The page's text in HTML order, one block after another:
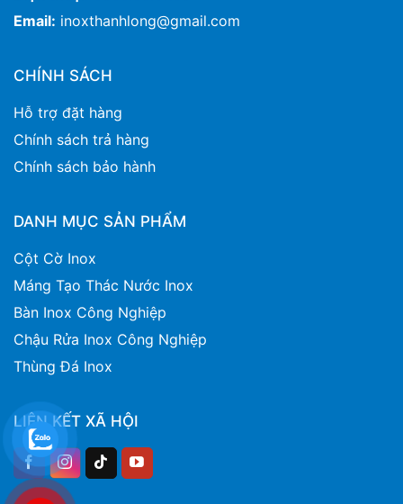
Email: inoxthanhlong@gmail.com
CHÍNH SÁCH
Hỗ trợ đặt hàng
Chính sách trả hàng
Chính sách bảo hành
DANH MỤC SẢN PHẨM
Cột Cờ Inox
Máng Tạo Thác Nước Inox
Bàn Inox Công Nghiệp
Chậu Rửa Inox Công Nghiệp
Thùng Đá Inox
LIÊN KẾT XÃ HỘI